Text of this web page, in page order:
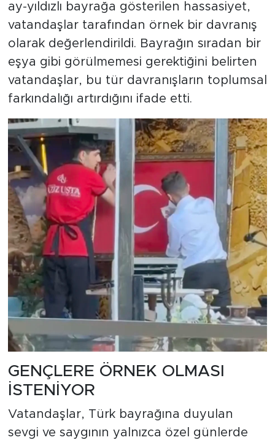
ay-yıldızlı bayrağa gösterilen hassasiyet,
vatandaşlar tarafından örnek bir davranış
olarak değerlendirildi. Bayrağın sıradan bir
eşya gibi görülmemesi gerektiğini belirten
vatandaşlar, bu tür davranışların toplumsal
farkındalığı artırdığını ifade etti.
GENÇLERE ÖRNEK OLMASI
İSTENİYOR
Vatandaşlar, Türk bayrağına duyulan
sevgi ve saygının yalnızca özel günlerde